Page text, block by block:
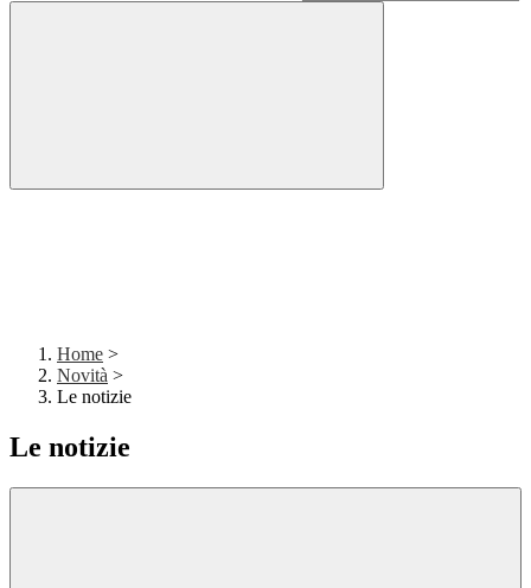
Home >
Novità >
Le notizie
Le notizie